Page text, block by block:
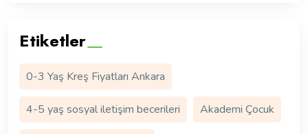
Etiketler
0-3 Yaş Kreş Fiyatları Ankara
4-5 yaş sosyal iletişim becerileri Akademi Çocuk